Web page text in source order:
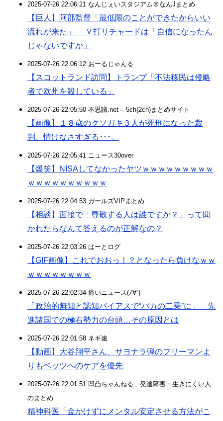
2025-07-26 22:06:21 なんじぇいスタジアム＠なんJまとめ
【巨人】阿部監督「最低限のことができたからいい
流れが来た」 Ｖ打リチャードは「自信になったん
じゃないですか」
2025-07-26 22:06:12 おーるじゃんる
【スコットランド訪問】トランプ「不法移民は侵略
者で欧州を殺している」
2025-07-26 22:05:50 不思議.net – 5ch(2ch)まとめサイト
【画像】１８歳のクソガキ３人が死刑になった裁
判、情けなさすぎる･･･。
2025-07-26 22:05:41 ニュース30over
【爆笑】NISAしてなかったヤツｗｗｗｗｗｗｗｗｗ
ｗｗｗｗｗｗｗｗｗｗ
2025-07-26 22:04:53 ガールズVIPまとめ
【相談】面接で「尊敬する人は誰ですか？」って聞
かれたらなんて答えるのが正解なの？
2025-07-26 22:03:26 はーとログ
【GIF画像】これでおおっ！？となったら負けなｗｗ
ｗｗｗｗｗｗｗｗ
2025-07-26 22:02:34 痛いニュース(ﾉ∀`)
「政治的無知と認知バイアスで“バカの二乗”に」 先
進諸国での極右勢力の台頭…その原因とは
2025-07-26 22:01:58 ネギ速
【動画】大谷翔平さん、サヨナラ弾のフリーマンよ
りもベッツへのケアを優先
2025-07-26 22:01:51 凹凸ちゃんねる 発達障害・生きにくい人
のまとめ
精神科医「金かけずにメンタル安定させる方法がこ